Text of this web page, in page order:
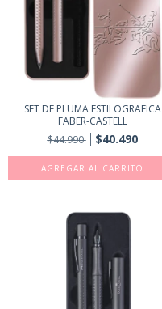
SET DE PLUMA ESTILOGRAFICA
FABER-CASTELL
$44.990
$40.490